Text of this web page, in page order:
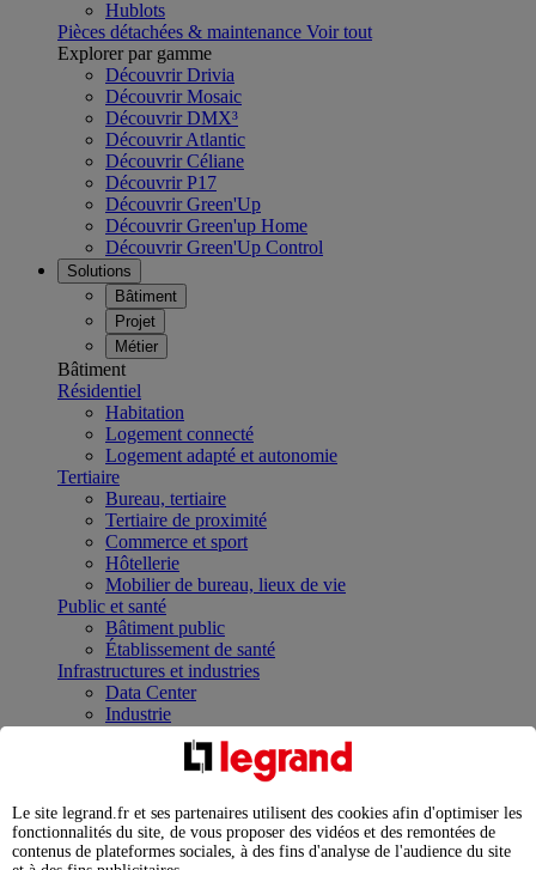
Hublots
Pièces détachées & maintenance Voir tout
Explorer par gamme
Découvrir Drivia
Découvrir Mosaic
Découvrir DMX³
Découvrir Atlantic
Découvrir Céliane
Découvrir P17
Découvrir Green'Up
Découvrir Green'up Home
Découvrir Green'Up Control
Solutions
Bâtiment
Projet
Métier
Bâtiment
Résidentiel
Habitation
Logement connecté
Logement adapté et autonomie
Tertiaire
Bureau, tertiaire
Tertiaire de proximité
Commerce et sport
Hôtellerie
Mobilier de bureau, lieux de vie
Public et santé
Bâtiment public
Établissement de santé
Infrastructures et industries
Data Center
Industrie
Infrastructures
Contrôler et planifier le fonctionnement des appareils
Répartir et optimiser son tableau électrique
Legrand Data Center Solutions : concentrer les
expertises au service de vos performances
Le site legrand.fr et ses partenaires utilisent des cookies afin d'optimiser les
fonctionnalités du site, de vous proposer des vidéos et des remontées de
contenus de plateformes sociales, à des fins d'analyse de l'audience du site